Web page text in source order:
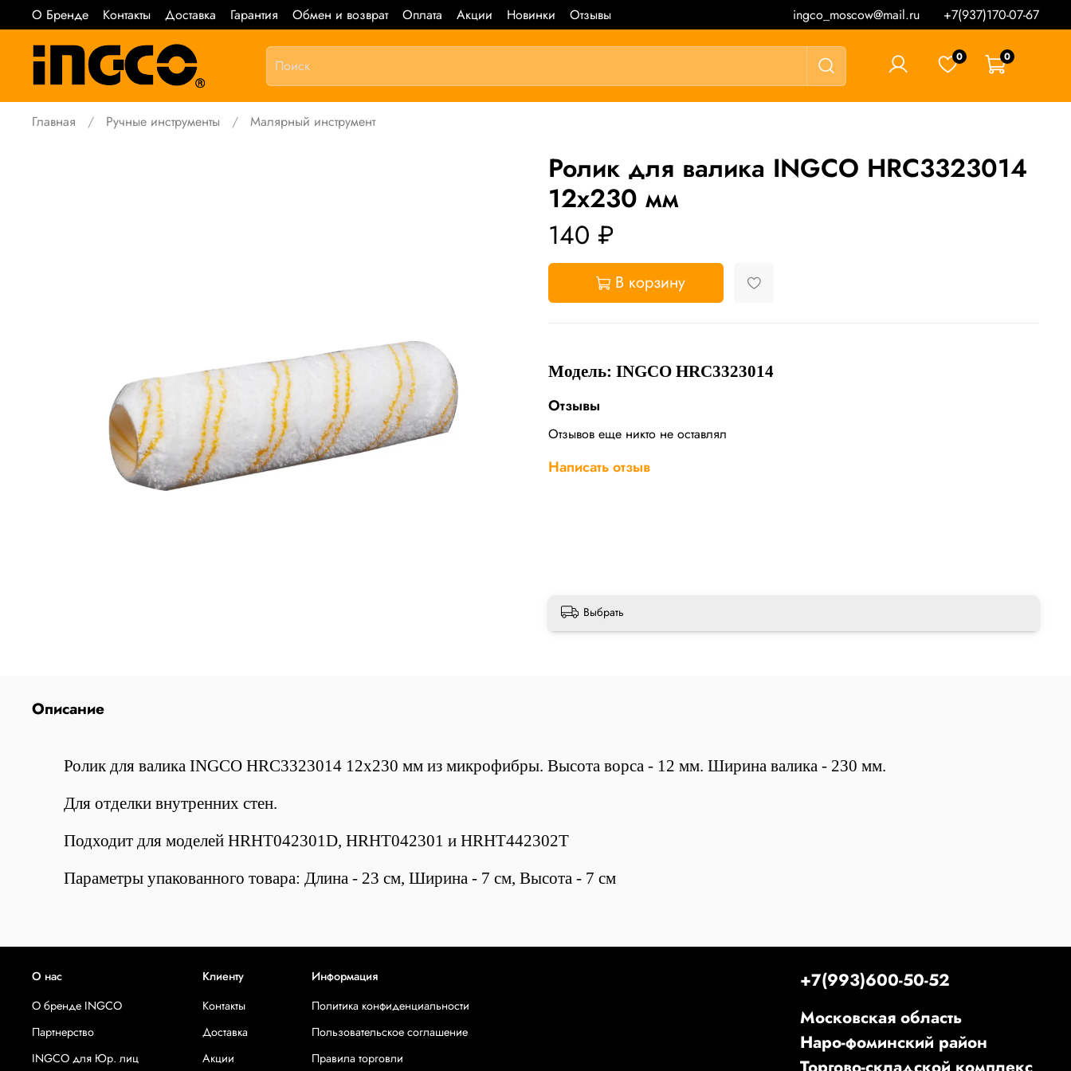
О Бренде Контакты Доставка Гарантия Обмен и возврат Оплата Акции Новинки Отзывы ingco_moscow@mail.ru +7(937)170-07-67
0 0
Главная Ручные инструменты Малярный инструмент
Ролик для валика INGCO HRC3323014
12x230 мм
140 ₽
В корзину
Модель: INGCO HRC3323014
Отзывы
Отзывов еще никто не оставлял
Написать отзыв
Выбрать
Описание
Ролик для валика INGCO HRC3323014 12x230 мм из микрофибры. Высота ворса - 12 мм. Ширина валика - 230 мм.
Для отделки внутренних стен.
Подходит для моделей HRHT042301D, HRHT042301 и HRHT442302T
Параметры упакованного товара: Длина - 23 см, Ширина - 7 см, Высота - 7 см
О нас
О бренде INGCO
Партнерство
INGCO для Юр. лиц
Клиенту
Контакты
Доставка
Акции
Информация
Политика конфиденциальности
Пользовательское соглашение
Правила торговли
+7(993)600-50-52
Московская область
Наро-фоминский район